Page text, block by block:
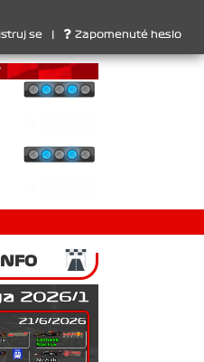
, 3. RedBull ..... SprintCup -
se Zapomenuté heslo